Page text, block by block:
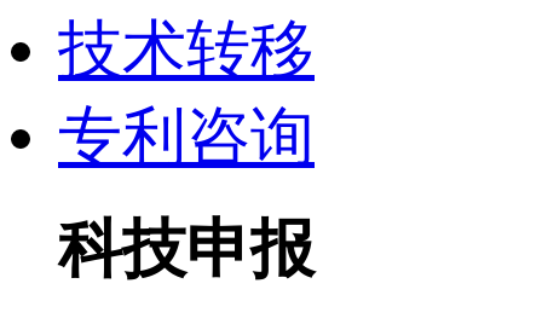
技术转移
专利咨询
科技申报